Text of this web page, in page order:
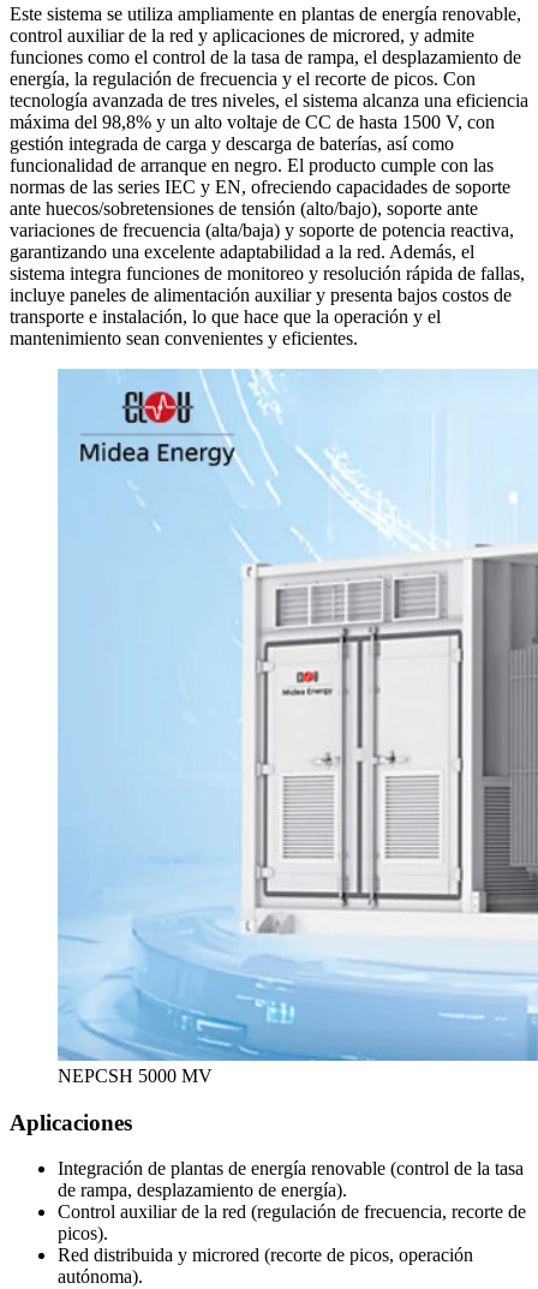
Este sistema se utiliza ampliamente en plantas de energía renovable,
control auxiliar de la red y aplicaciones de microred, y admite
funciones como el control de la tasa de rampa, el desplazamiento de
energía, la regulación de frecuencia y el recorte de picos. Con
tecnología avanzada de tres niveles, el sistema alcanza una eficiencia
máxima del 98,8% y un alto voltaje de CC de hasta 1500 V, con
gestión integrada de carga y descarga de baterías, así como
funcionalidad de arranque en negro. El producto cumple con las
normas de las series IEC y EN, ofreciendo capacidades de soporte
ante huecos/sobretensiones de tensión (alto/bajo), soporte ante
variaciones de frecuencia (alta/baja) y soporte de potencia reactiva,
garantizando una excelente adaptabilidad a la red. Además, el
sistema integra funciones de monitoreo y resolución rápida de fallas,
incluye paneles de alimentación auxiliar y presenta bajos costos de
transporte e instalación, lo que hace que la operación y el
mantenimiento sean convenientes y eficientes.
NEPCSH 5000 MV
Aplicaciones
Integración de plantas de energía renovable (control de la tasa
de rampa, desplazamiento de energía).
Control auxiliar de la red (regulación de frecuencia, recorte de
picos).
Red distribuida y microred (recorte de picos, operación
autónoma).